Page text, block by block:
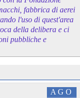
fabbrica di aerei
l'uso di quest'area
della delibera e ci
pubbliche e
AGO